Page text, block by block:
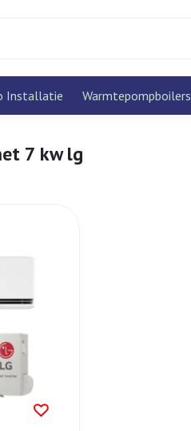
Installatie Warmtepompboilers
7 kw lg